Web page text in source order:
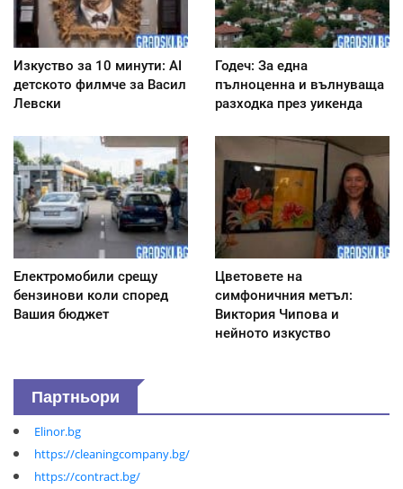
Изкуство за 10 минути: AI
детското филмче за Васил
Левски
Годеч: За една
пълноценна и вълнуваща
разходка през уикенда
Електромобили срещу
бензинови коли според
Вашия бюджет
Цветовете на
симфоничния метъл:
Виктория Чипова и
нейното изкуство
Партньори
Elinor.bg
https://cleaningcompany.bg/
https://contract.bg/